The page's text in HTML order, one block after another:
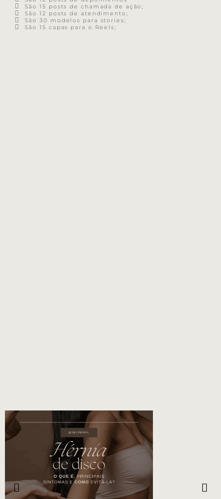
São 15 posts de chamada de ação;
São 12 posts de atendimento;
São 30 modelos para stories;
São 15 capas para o Reels;